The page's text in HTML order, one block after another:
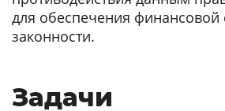
для обеспечения финансовой
законности.
Задачи